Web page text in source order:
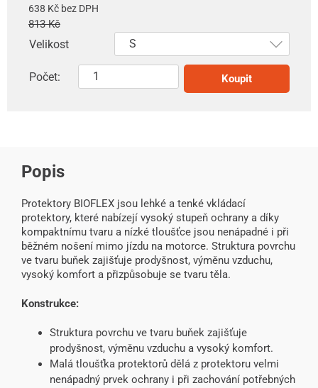
638 Kč bez DPH
813 Kč
Velikost
Počet: Koupit
Popis
Protektory BIOFLEX jsou lehké a tenké vkládací
protektory, které nabízejí vysoký stupeň ochrany a díky
kompaktnímu tvaru a nízké tloušťce jsou nenápadné i při
běžném nošení mimo jízdu na motorce. Struktura povrchu
ve tvaru buňek zajišťuje prodyšnost, výměnu vzduchu,
vysoký komfort a přizpůsobuje se tvaru těla.
Konstrukce:
Struktura povrchu ve tvaru buňek zajišťuje
prodyšnost, výměnu vzduchu a vysoký komfort.
Malá tloušťka protektorů dělá z protektoru velmi
nenápadný prvek ochrany i při zachování potřebných